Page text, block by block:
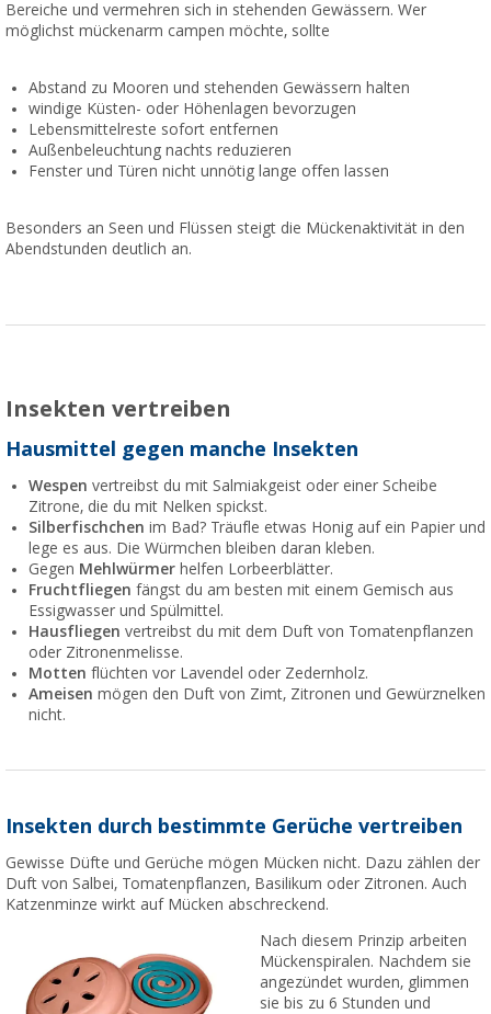
Bereiche und vermehren sich in stehenden Gewässern. Wer
möglichst mückenarm campen möchte, sollte
Abstand zu Mooren und stehenden Gewässern halten
windige Küsten- oder Höhenlagen bevorzugen
Lebensmittelreste sofort entfernen
Außenbeleuchtung nachts reduzieren
Fenster und Türen nicht unnötig lange offen lassen
Besonders an Seen und Flüssen steigt die Mückenaktivität in den
Abendstunden deutlich an.
Insekten vertreiben
Hausmittel gegen manche Insekten
Wespen vertreibst du mit Salmiakgeist oder einer Scheibe
Zitrone, die du mit Nelken spickst.
Silberfischchen im Bad? Träufle etwas Honig auf ein Papier und
lege es aus. Die Würmchen bleiben daran kleben.
Gegen Mehlwürmer helfen Lorbeerblätter.
Fruchtfliegen fängst du am besten mit einem Gemisch aus
Essigwasser und Spülmittel.
Hausfliegen vertreibst du mit dem Duft von Tomatenpflanzen
oder Zitronenmelisse.
Motten flüchten vor Lavendel oder Zedernholz.
Ameisen mögen den Duft von Zimt, Zitronen und Gewürznelken
nicht.
Insekten durch bestimmte Gerüche vertreiben
Gewisse Düfte und Gerüche mögen Mücken nicht. Dazu zählen der
Duft von Salbei, Tomatenpflanzen, Basilikum oder Zitronen. Auch
Katzenminze wirkt auf Mücken abschreckend.
Nach diesem Prinzip arbeiten
Mückenspiralen. Nachdem sie
angezündet wurden, glimmen
sie bis zu 6 Stunden und